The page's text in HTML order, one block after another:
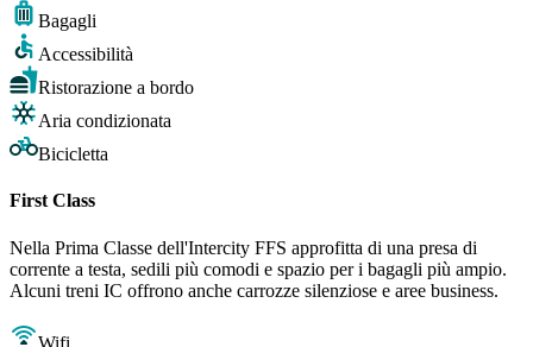
Bagagli
Accessibilità
Ristorazione a bordo
Aria condizionata
Bicicletta
First Class
Nella Prima Classe dell'Intercity FFS approfitta di una presa di
corrente a testa, sedili più comodi e spazio per i bagagli più ampio.
Alcuni treni IC offrono anche carrozze silenziose e aree business.
Wifi